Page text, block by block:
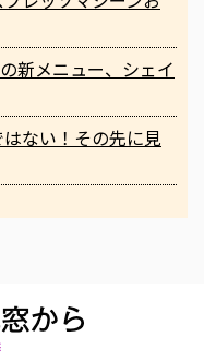
新メニュー、シェイ
ない！その先に見